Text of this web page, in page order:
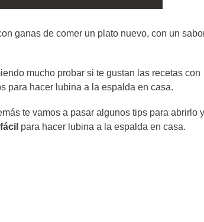
ganas de comer un plato nuevo, con un
mucho probar si te gustan las recetas con
para hacer lubina a la espalda en casa.
te vamos a pasar algunos tips para abrirlo y
para hacer lubina a la espalda en casa.